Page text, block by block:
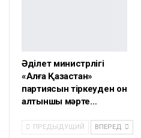
Әділет министрлігі
«Алға Қазақстан»
партиясын тіркеуден он
алтыншы мәрте…
ПРЕДЫДУЩИЙ ВПЕРЕД